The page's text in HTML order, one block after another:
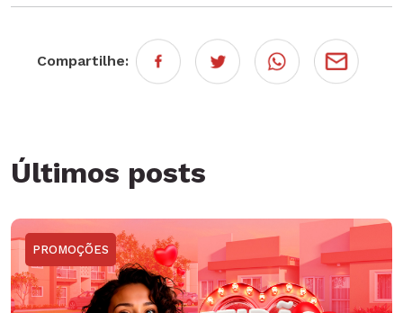
Compartilhe:
Últimos posts
PROMOÇÕES